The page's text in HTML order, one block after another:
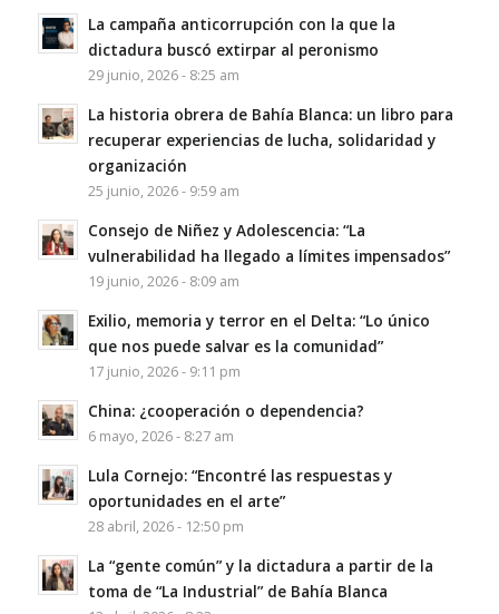
La campaña anticorrupción con la que la
dictadura buscó extirpar al peronismo
29 junio, 2026 - 8:25 am
La historia obrera de Bahía Blanca: un libro para
recuperar experiencias de lucha, solidaridad y
organización
25 junio, 2026 - 9:59 am
Consejo de Niñez y Adolescencia: “La
vulnerabilidad ha llegado a límites impensados”
19 junio, 2026 - 8:09 am
Exilio, memoria y terror en el Delta: “Lo único
que nos puede salvar es la comunidad”
17 junio, 2026 - 9:11 pm
China: ¿cooperación o dependencia?
6 mayo, 2026 - 8:27 am
Lula Cornejo: “Encontré las respuestas y
oportunidades en el arte”
28 abril, 2026 - 12:50 pm
La “gente común” y la dictadura a partir de la
toma de “La Industrial” de Bahía Blanca